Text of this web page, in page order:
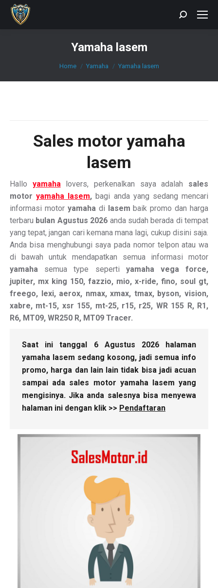
Search:
Yamaha lasem
You are here:
Home Yamaha Yamaha lasem
Sales motor yamaha
lasem
Hallo yamahalovers, perkenalkan saya adalah sales
motoryamaha lasem,bagi anda yang sedang mencari
informasi motor yamahadi lasem baik promo dan harga
terbaru bulan Agustus 2026 anda sudah berada di tempat
yang tepat, jangan cari kemana mana lagi, cukup disini saja.
Anda bisa menghubungi saya pada nomor telpon atau wa
di bawah untuk mendapatkan semua informasi motor
yamaha semua type seperti yamaha vega force,
jupiter, mx king 150, fazzio, mio, x-ride, fino, soul gt,
freego, lexi, aerox, nmax, xmax, tmax, byson, vision,
xabre, mt-15, xsr 155, mt-25, r15, r25, WR 155 R, R1,
R6, MT09, WR250 R, MT09 Tracer.
Saat ini tanggal 6 Agustus 2026 halaman
yamaha lasem sedang kosong, jadi semua info
promo, harga dan lain lain tidak bisa jadi acuan
sampai ada sales motor yamaha lasem yang
mengisinya. Jika anda salesnya bisa menyewa
halaman ini dengan klik >> Pendaftaran